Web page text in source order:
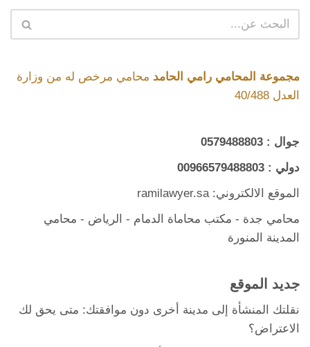
مجموعة المحامي رامي الحامد محامي مرخص له من وزارة
العدل 40/488
جوال : 0579488803
دولي : 00966579488803
الموقع الالكتروني: ramilawyer.sa
محامي جدة - مكتب محاماة الدمام - الرياض - محامي
المدينة المنورة
جديد الموقع
نقلتك المنشأة إلى مدينة أخرى دون موافقتك: متى يحق لك
الاعتراض؟